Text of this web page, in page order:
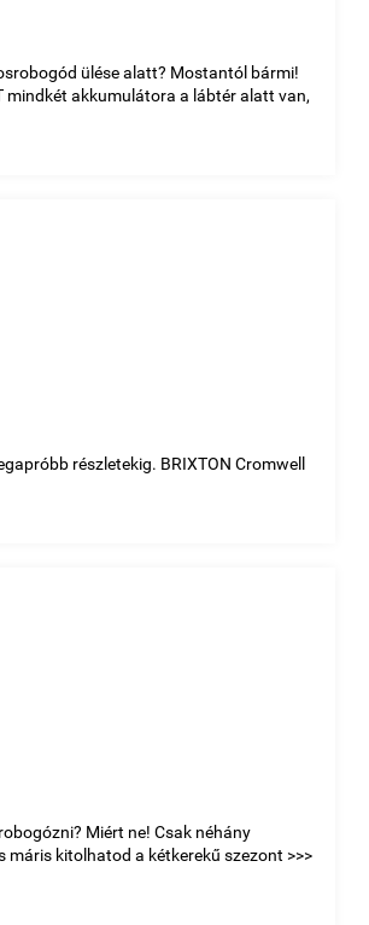
ülése alatt? Mostantól bármi!
mindkét akkumulátora a lábtér alatt van,
részletekig. BRIXTON Cromwell
Miért ne! Csak néhány
máris kitolhatod a kétkerekű szezont >>>